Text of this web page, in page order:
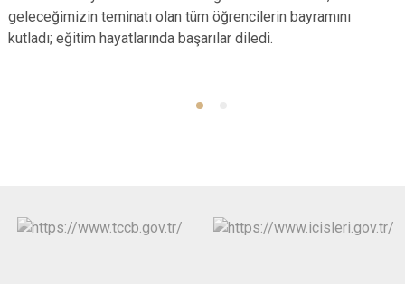
geleceğimizin teminatı olan tüm öğrencilerin bayramını
kutladı; eğitim hayatlarında başarılar diledi.